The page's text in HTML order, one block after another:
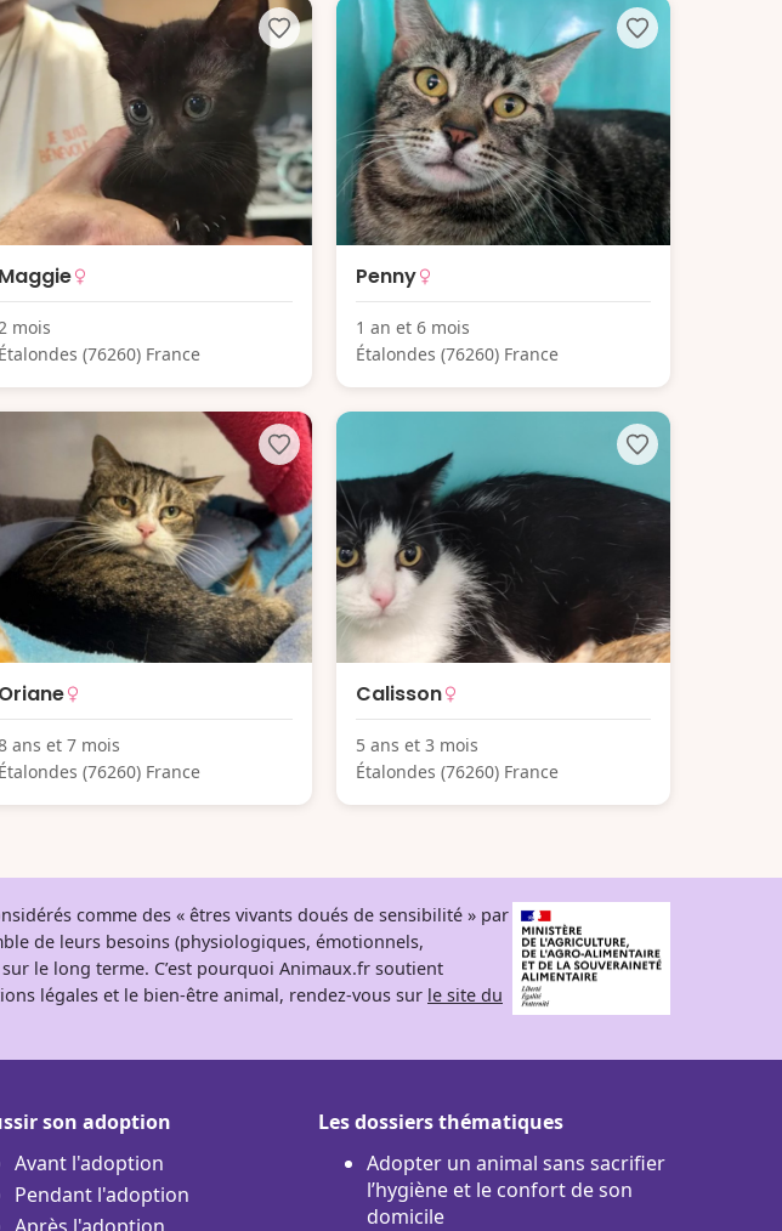
Maggie
mois
Étalondes (76260) France
Penny
1 an et 6 mois
Étalondes (76260) France
Oriane
ans et 7 mois
Étalondes (76260) France
Calisson
5 ans et 3 mois
Étalondes (76260) France
comme des « êtres vivants doués de sensibilité » par
de leurs besoins (physiologiques, émotionnels,
le long terme. C’est pourquoi Animaux.fr soutient
légales et le bien-être animal, rendez-vous sur le site du
son adoption
Avant l'adoption
Pendant l'adoption
Après l'adoption
Les dossiers thématiques
Adopter un animal sans sacrifier
l’hygiène et le confort de son
domicile